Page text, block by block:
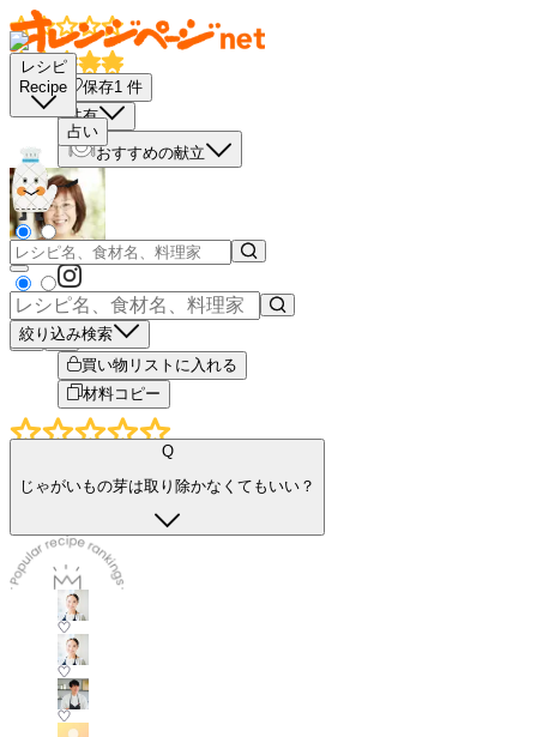
レシピ
Recipe
占い
絞り込み検索
保存1 件
共有
おすすめの献立
－
＋
買い物リストに入れる
材料コピー
Q
じゃがいもの芽は取り除かなくてもいい？